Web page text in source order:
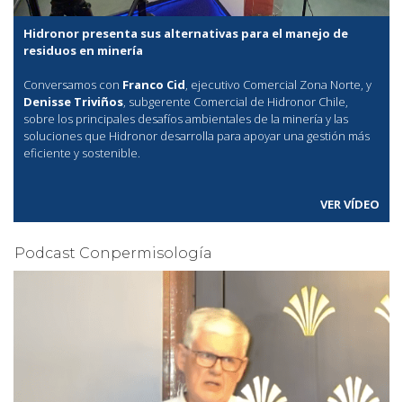
Hidronor presenta sus alternativas para el manejo de
residuos en minería
Conversamos con Franco Cid, ejecutivo Comercial Zona Norte, y
Denisse Triviños, subgerente Comercial de Hidronor Chile,
sobre los principales desafíos ambientales de la minería y las
soluciones que Hidronor desarrolla para apoyar una gestión más
eficiente y sostenible.
VER VÍDEO
Podcast Conpermisología